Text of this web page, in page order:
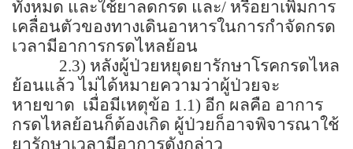
ทั้งหมด และใช้ยาลดกรด และ/ หรือยาเพิ่มการ
เคลื่อนตัวของทางเดินอาหารในการกำจัดกรด
เวลามีอาการกรดไหลย้อน
2.3) หลังผู้ป่วยหยุดยารักษาโรคกรดไหล
ย้อนแล้ว ไม่ได้หมายความว่าผู้ป่วยจะ
หายขาด เมื่อมีเหตุข้อ 1.1) อีก ผลคือ อาการ
กรดไหลย้อนก็ต้องเกิด ผู้ป่วยก็อาจพิจารณาใช้
ยารักษาเวลามีอาการดังกล่าว